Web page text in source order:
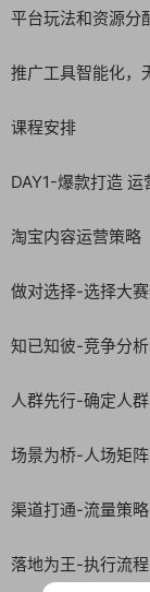
平台玩法和资源分
推广工具智能化，
课程安排
DAY1-爆款打造 运
淘宝内容运营策略
做对选择-选择大
知已知彼-竞争分析
人群先行-确定人群
场景为桥-人场矩阵
渠道打通-流量策略
落地为王-执行流程